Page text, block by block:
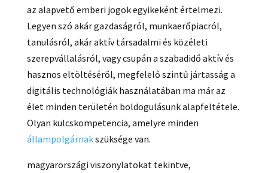
az alapvető emberi jogok egyikeként értelmezi.
Legyen szó akár gazdaságról, munkaerőpiacról,
tanulásról, akár aktív társadalmi és közéleti
szerepvállalásról, vagy csupán a szabadidő aktív és
hasznos eltöltéséről, megfelelő szintű jártasság a
digitális technológiák használatában ma már az
élet minden területén boldogulásunk alapfeltétele.
Olyan kulcskompetencia, amelyre minden
állampolgárnakszüksége van.
magyarországi viszonylatokat tekintve,